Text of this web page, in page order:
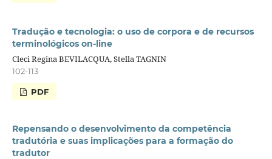
Tradução e tecnologia: o uso de corpora e de recursos
terminológicos on-line
Cleci Regina BEVILACQUA, Stella TAGNIN
102-113
PDF
Repensando o desenvolvimento da competência
tradutória e suas implicações para a formação do
tradutor